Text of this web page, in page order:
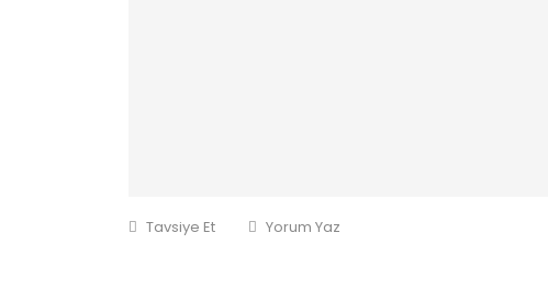
Tavsiye Et Yorum Yaz